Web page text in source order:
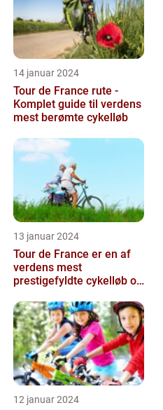
14 januar 2024
Tour de France rute -
Komplet guide til verdens
mest berømte cykelløb
13 januar 2024
Tour de France er en af
verdens mest
prestigefyldte cykelløb og
begivenhed siden ...
12 januar 2024